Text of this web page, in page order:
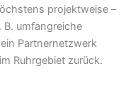
projektweise –
umfangreiche
Partnernetzwerk
Ruhrgebiet zurück.